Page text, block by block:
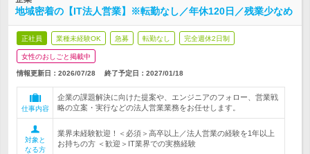
地域密着の【IT法人営業】※転勤なし／年休120日／残業少なめ
正社員 業種未経験OK 急募 転勤なし 完全週休2日制
女性のおしごと掲載中
情報更新日：2026/07/28 終了予定日： 2027/01/18
仕事内容
企業の課題解決に向けた提案や、エンジニアのフォロー、営業戦
略の立案・実行などの法人営業業務をお任せします。
対象と
なる方
業界未経験歓迎！＜必須＞高卒以上／法人営業の経験を1年以上
お持ちの方 ＜歓迎＞IT業界での実務経験